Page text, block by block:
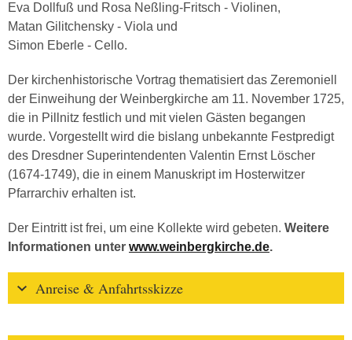
Eva Dollfuß und Rosa Neßling-Fritsch - Violinen,
Matan Gilitchensky - Viola und
Simon Eberle - Cello.
Der kirchenhistorische Vortrag thematisiert das Zeremoniell
der Einweihung der Weinbergkirche am 11. November 1725,
die in Pillnitz festlich und mit vielen Gästen begangen
wurde. Vorgestellt wird die bislang unbekannte Festpredigt
des Dresdner Superintendenten Valentin Ernst Löscher
(1674-1749), die in einem Manuskript im Hosterwitzer
Pfarrarchiv erhalten ist.
Der Eintritt ist frei, um eine Kollekte wird gebeten. Weitere
Informationen unter www.weinbergkirche.de.
Anreise & Anfahrtsskizze